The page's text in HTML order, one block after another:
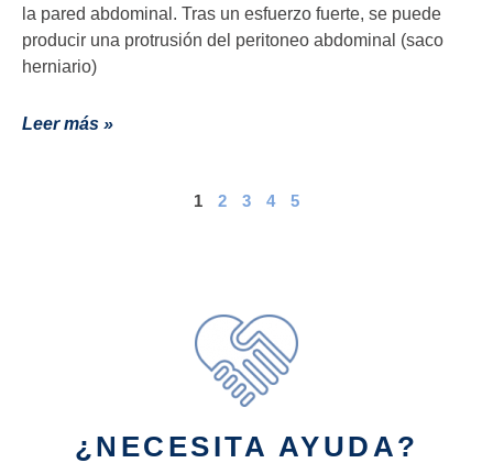
la pared abdominal. Tras un esfuerzo fuerte, se puede
producir una protrusión del peritoneo abdominal (saco
herniario)
Leer más »
1 2 3 4 5
¿NECESITA AYUDA?